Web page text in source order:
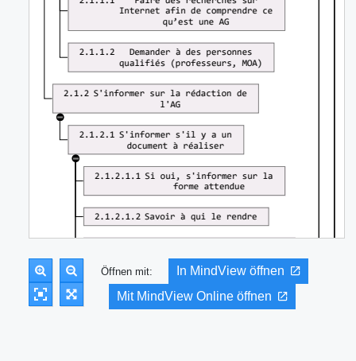
Öffnen mit:
In MindView öffnen
Mit MindView Online öffnen